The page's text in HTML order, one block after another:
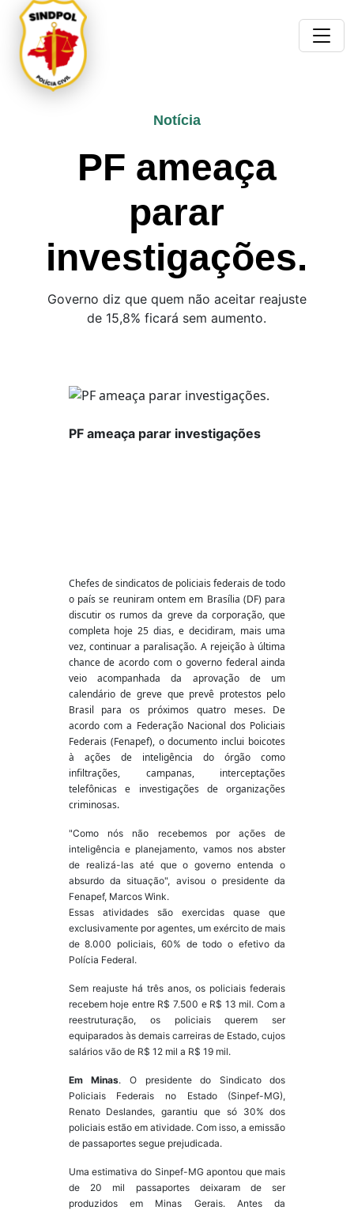
Notícia
PF ameaça
parar
investigações.
Governo diz que quem não aceitar reajuste
de 15,8% ficará sem aumento.
PF ameaça parar investigações
Chefes de sindicatos de policiais federais de todo
o país se reuniram ontem em Brasília (DF) para
discutir os rumos da greve da corporação, que
completa hoje 25 dias, e decidiram, mais uma
vez, continuar a paralisação. A rejeição à última
chance de acordo com o governo federal ainda
veio acompanhada da aprovação de um
calendário de greve que prevê protestos pelo
Brasil para os próximos quatro meses. De
acordo com a Federação Nacional dos Policiais
Federais (Fenapef), o documento inclui boicotes
à ações de inteligência do órgão como
infiltrações, campanas, interceptações
telefônicas e investigações de organizações
criminosas.
"Como nós não recebemos por ações de
inteligência e planejamento, vamos nos abster
de realizá-las até que o governo entenda o
absurdo da situação", avisou o presidente da
Fenapef, Marcos Wink.
Essas atividades são exercidas quase que
exclusivamente por agentes, um exército de mais
de 8.000 policiais, 60% de todo o efetivo da
Polícia Federal.
Sem reajuste há três anos, os policiais federais
recebem hoje entre R$ 7.500 e R$ 13 mil. Com a
reestruturação, os policiais querem ser
equiparados às demais carreiras de Estado, cujos
salários vão de R$ 12 mil a R$ 19 mil.
Em Minas. O presidente do Sindicato dos
Policiais Federais no Estado (Sinpef-MG),
Renato Deslandes, garantiu que só 30% dos
policiais estão em atividade. Com isso, a emissão
de passaportes segue prejudicada.
Uma estimativa do Sinpef-MG apontou que mais
de 20 mil passaportes deixaram de ser
produzidos em Minas Gerais. Antes da